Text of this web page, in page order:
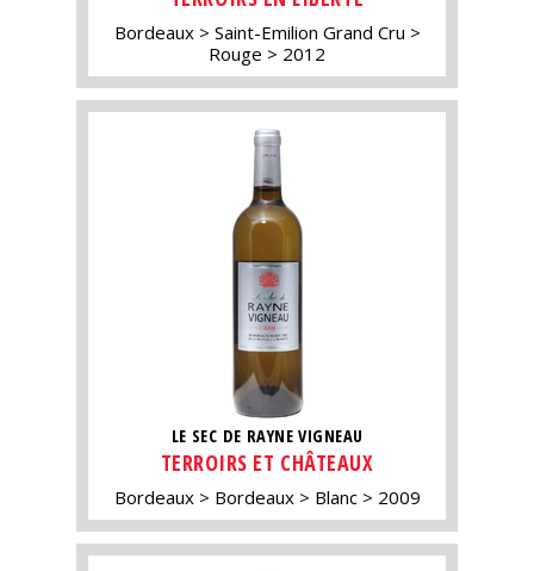
Bordeaux
Saint-Emilion Grand Cru
Rouge
2012
LE SEC DE RAYNE VIGNEAU
TERROIRS ET CHÂTEAUX
Bordeaux Bordeaux Blanc 2009